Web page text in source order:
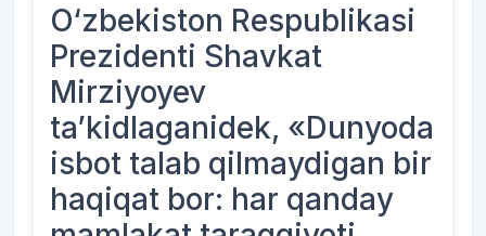
O‘zbekiston Respublikasi
Prezidenti Shavkat
Mirziyoyev
ta’kidlaganidek, «Dunyoda
isbot talab qilmaydigan bir
haqiqat bor: har qanday